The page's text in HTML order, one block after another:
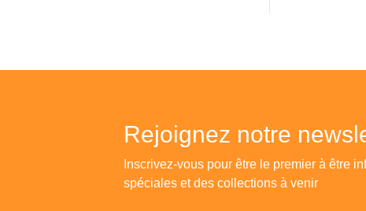
Rejoignez notre
Inscrivez-vous pour être le premier à être
spéciales et des collections à venir